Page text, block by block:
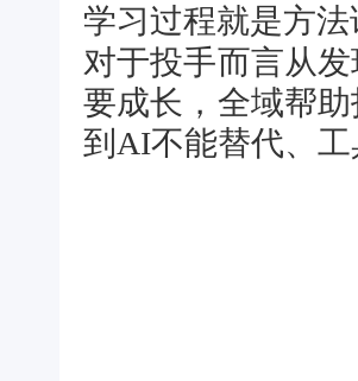
学习过程就是方
对于投手而言从
要成长， 全域帮
到AI不能替代、